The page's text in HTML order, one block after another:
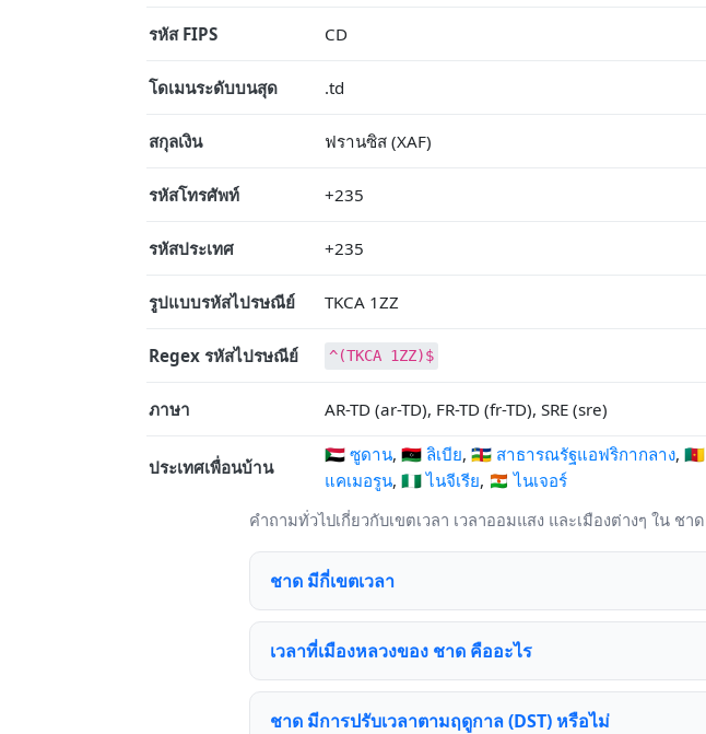
รหัส FIPS CD
โดเมนระดับบนสุด .td
สกุลเงิน ฟรานซิส (XAF)
รหัสโทรศัพท์ +235
รหัสประเทศ +235
รูปแบบรหัสไปรษณีย์ TKCA 1ZZ
Regex รหัสไปรษณีย์ ^(TKCA 1ZZ)$
ภาษา AR-TD (ar-TD), FR-TD (fr-TD), SRE (sre)
ประเทศเพื่อนบ้าน
🇸🇩 ซูดาน, 🇱🇾 ลิเบีย, 🇨🇫 สาธารณรัฐแอฟริกากลาง, 🇨🇲
แคเมอรูน, 🇳🇬 ไนจีเรีย, 🇳🇪 ไนเจอร์
คำถามทั่วไปเกี่ยวกับเขตเวลา เวลาออมแสง และเมืองต่างๆ ใน ชาด
ชาด มีกี่เขตเวลา
เวลาที่เมืองหลวงของ ชาด คืออะไร
ชาด มีการปรับเวลาตามฤดูกาล (DST) หรือไม่